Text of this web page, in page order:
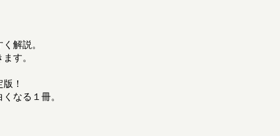
解説。
す。
！
なる１冊。